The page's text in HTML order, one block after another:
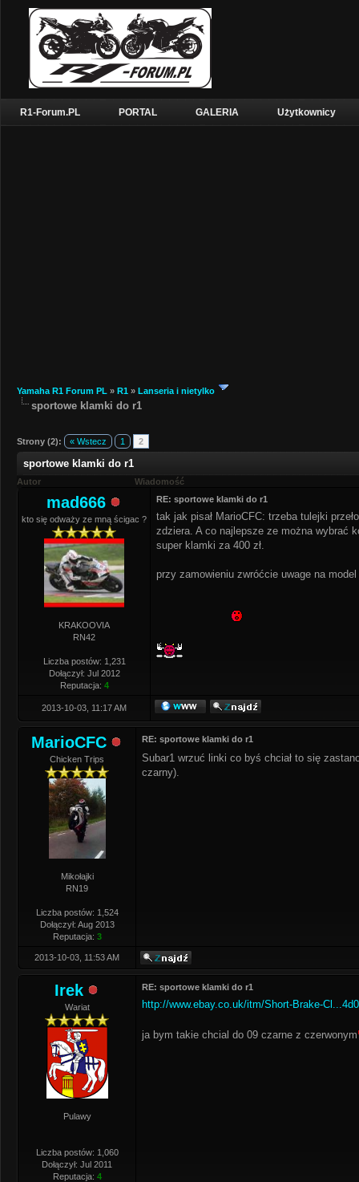
R1-Forum.PL PORTAL GALERIA Użytkownicy
Yamaha R1 Forum PL » R1 » Lanseria i nietylko
sportowe klamki do r1
Strony (2): « Wstecz 1 2
sportowe klamki do r1
Autor Wiadomość
mad666
kto się odważy ze mną ścigac ?
KRAKOOVIA
RN42
Liczba postów: 1,231
Dołączył: Jul 2012
Reputacja: 4
RE: sportowe klamki do r1
tak jak pisał MarioCFC: trzeba tulejki
zdziera. A co najlepsze ze można wybrać
super klamki za 400 zł.
przy zamowieniu zwróćcie uwage na
2013-10-03, 11:17 AM
MarioCFC
Chicken Trips
Mikołajki
RN19
Liczba postów: 1,524
Dołączył: Aug 2013
Reputacja: 3
RE: sportowe klamki do r1
Subar1 wrzuć linki co byś chciał to się
czarny).
2013-10-03, 11:53 AM
Irek
Wariat
Pulawy
Liczba postów: 1,060
Dołączył: Jul 2011
Reputacja: 4
RE: sportowe klamki do r1
http://www.ebay.co.uk/itm/Short-Brake-
ja bym takie chcial do 09 czarne z czerwonym